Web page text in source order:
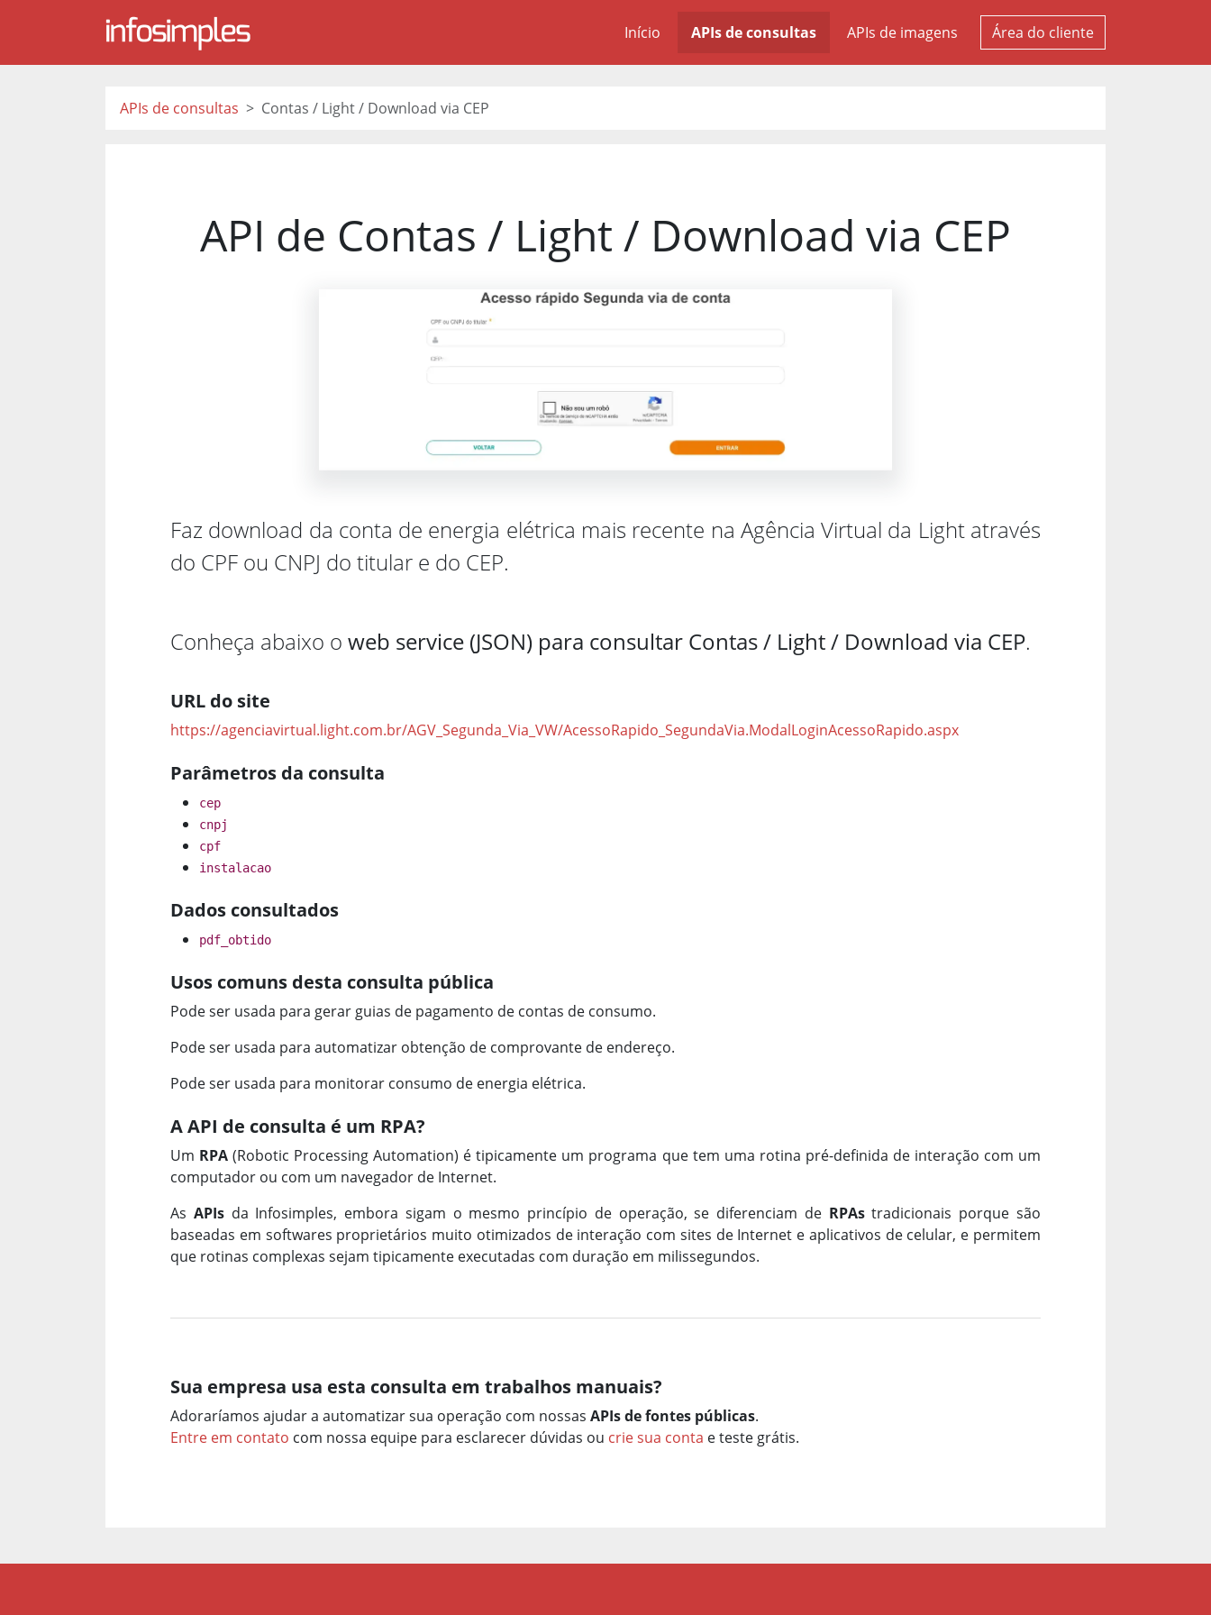
Início APIs de consultas APIs de imagens Área do cliente
APIs de consultas Contas / Light / Download via CEP
API de Contas / Light / Download via CEP
Faz download da conta de energia elétrica mais recente na Agência Virtual da Light através
do CPF ou CNPJ do titular e do CEP.
Conheça abaixo o web service (JSON) para consultar Contas / Light / Download via CEP.
URL do site
https://agenciavirtual.light.com.br/AGV_Segunda_Via_VW/AcessoRapido_SegundaVia.ModalLoginAcessoRapido.aspx
Parâmetros da consulta
cep
cnpj
cpf
instalacao
Dados consultados
pdf_obtido
Usos comuns desta consulta pública
Pode ser usada para gerar guias de pagamento de contas de consumo.
Pode ser usada para automatizar obtenção de comprovante de endereço.
Pode ser usada para monitorar consumo de energia elétrica.
A API de consulta é um RPA?
Um RPA (Robotic Processing Automation) é tipicamente um programa que tem uma rotina pré-definida de interação com um
computador ou com um navegador de Internet.
As APIsda Infosimples, embora sigam o mesmo princípio de operação, se diferenciam de RPAstradicionais porque são
baseadas em softwares proprietários muito otimizados de interação com sites de Internet e aplicativos de celular, e permitem
que rotinas complexas sejam tipicamente executadas com duração em milissegundos.
Sua empresa usa esta consulta em trabalhos manuais?
Adoraríamos ajudar a automatizar sua operação com nossas APIs de fontes públicas.
Entre em contato com nossa equipe para esclarecer dúvidas ou crie sua conta e teste grátis.